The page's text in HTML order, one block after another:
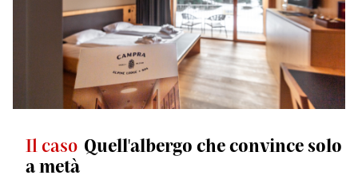
Il caso Quell'albergo che convince solo
a metà